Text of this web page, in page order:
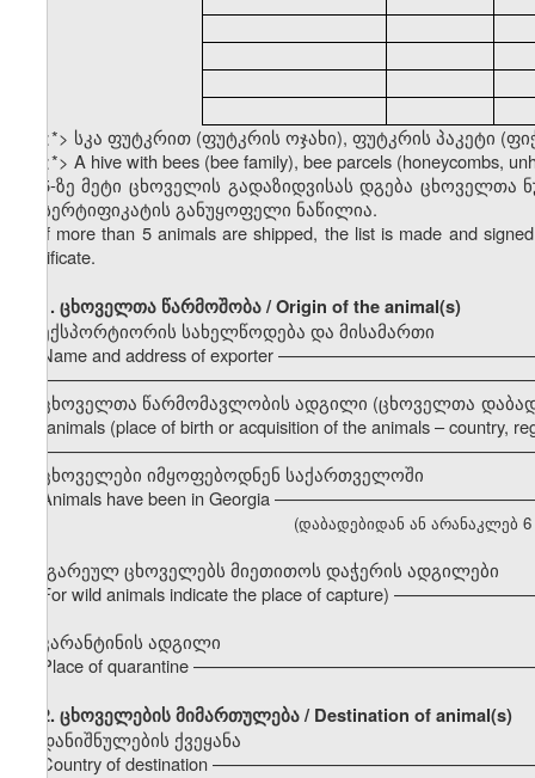
<*> სკა ფუტკრით (ფუტკრის ოჯახი), ფუტკრის პაკეტი
<*> A hive with bees (bee family), bee parcels (honeycombs,
5-ზე მეტი ცხოველის გადაზიდვისას დგება
ამ სერტიფიკატის განუყოფელი ნაწილია.
If more than 5 animals are shipped, the list is made and
certificate.
1. ცხოველთა წარმოშობა / Origin of the animal(s)
ექსპორტიორის სახელწოდება და მისამართი
Name and address of exporter
ცხოველთა წარმომავლობის ადგილი (ცხოველთა
the animals (place of birth or acquisition of the animals – country,
ცხოველები იმყოფებოდნენ საქართველოში
Animals have been in Georgia
(დაბადებიდან ან არანაკლებ 6
(გარეულ ცხოველებს მიეთითოს დაჭერის ადგილები
For wild animals indicate the place of capture)
კარანტინის ადგილი
Place of quarantine
2. ცხოველების მიმართულება / Destination of animal(s)
დანიშნულების ქვეყანა
Country of destination